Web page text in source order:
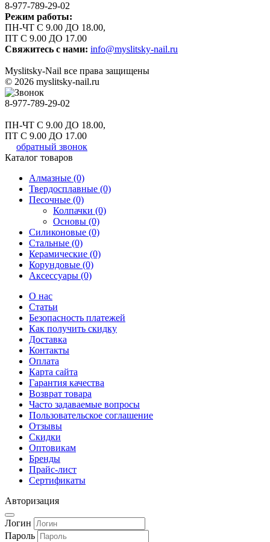
8-977-789-29-02
Режим работы:
ПН-ЧТ С 9.00 ДО 18.00,
ПТ С 9.00 ДО 17.00
Свяжитесь с нами: info@myslitsky-nail.ru
Myslitsky-Nail все права защищены
© 2026 myslitsky-nail.ru
8-977-789-29-02
ПН-ЧТ С 9.00 ДО 18.00,
ПТ С 9.00 ДО 17.00
обратный звонок
Каталог товаров
Алмазные (0)
Твердосплавные (0)
Песочные (0)
Колпачки (0)
Основы (0)
Силиконовые (0)
Стальные (0)
Керамические (0)
Корундовые (0)
Аксессуары (0)
О нас
Статьи
Безопасность платежей
Как получить скидку
Доставка
Контакты
Оплата
Карта сайта
Гарантия качества
Возврат товара
Часто задаваемые вопросы
Пользовательское соглашение
Отзывы
Скидки
Оптовикам
Бренды
Прайс-лист
Сертификаты
Авторизация
Логин
Пароль